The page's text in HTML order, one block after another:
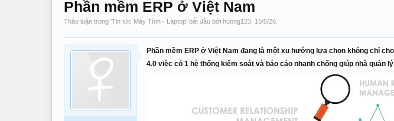
Phần mềm ERP ở Việt Nam
Thảo luận trong 'Tin tức Máy Tính - Laptop' bắt đầu bởi huong123 15/5/26
Phần mềm ERP ở Việt Nam đang là một xu hướng lựa chọn không chỉ
4.0 việc có 1 hệ thống kiểm soát và báo cáo nhanh chống giúp nhà quản